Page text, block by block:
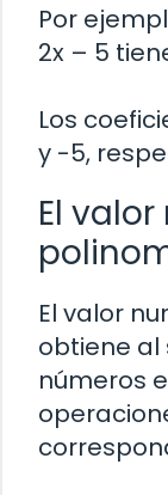
Por
2x – 5
Los
y -5,
El
El valor
obtiene al
números